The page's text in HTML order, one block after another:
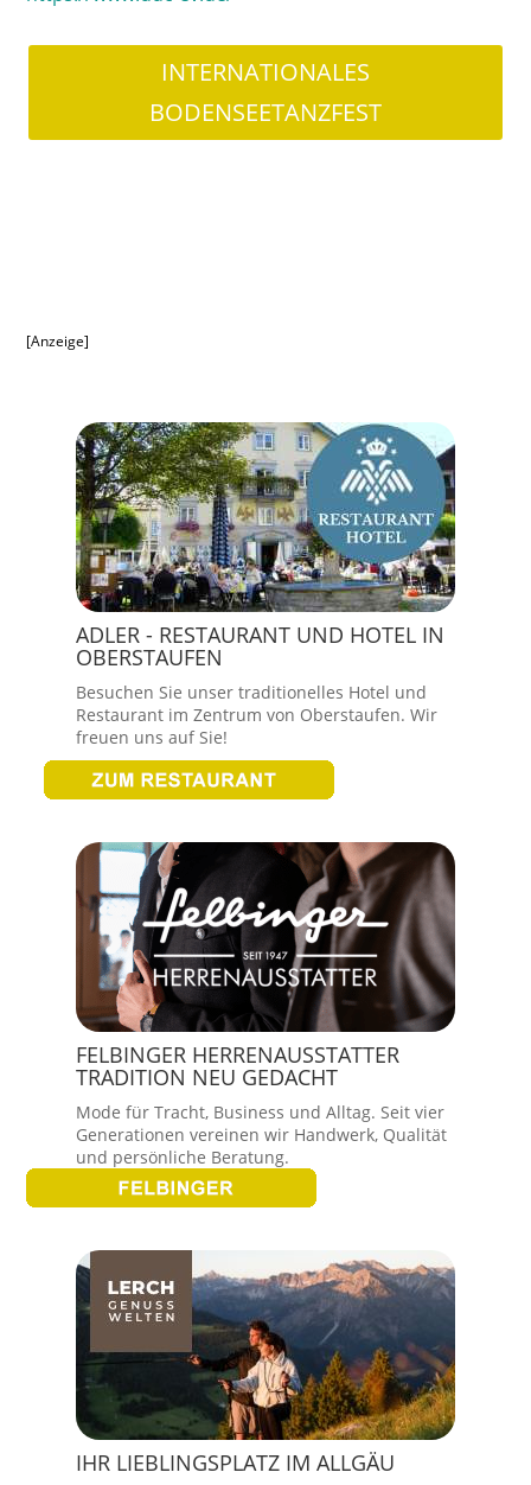
INTERNATIONALES
BODENSEETANZFEST
[Anzeige]
ADLER - RESTAURANT UND HOTEL IN
OBERSTAUFEN
Besuchen Sie unser traditionelles Hotel und
Restaurant im Zentrum von Oberstaufen. Wir
freuen uns auf Sie!
FELBINGER HERRENAUSSTATTER
TRADITION NEU GEDACHT
Mode für Tracht, Business und Alltag. Seit vier
Generationen vereinen wir Handwerk, Qualität
und persönliche Beratung.
IHR LIEBLINGSPLATZ IM ALLGÄU